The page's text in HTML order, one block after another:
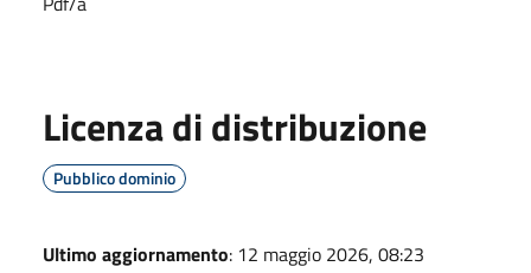
Licenza di distribuzione
Pubblico dominio
Ultimo aggiornamento: 12 maggio 2026, 08:23